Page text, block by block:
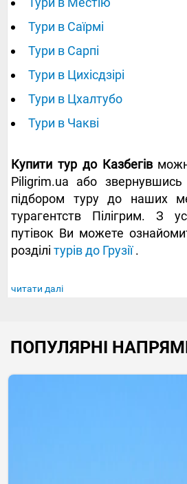
Тури в Саїрмі
Тури в Сарпі
Тури в Цихісдзірі
Тури в Цхалтубо
Тури в Чакві
Купити тур до Казбегів
Piligrim.ua або
підбором туру до наших
турагентств Пілігрим. З
путівок Ви можете
розділі турів до Грузії.
читати далі
ПОПУЛЯРНІ